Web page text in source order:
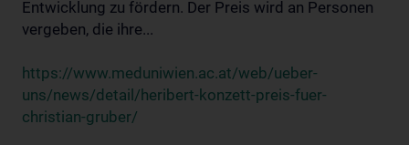
Entwicklung zu fördern. Der Preis wird an Personen
vergeben, die ihre...
https://www.meduniwien.ac.at/web/ueber-
uns/news/detail/heribert-konzett-preis-fuer-
christian-gruber/